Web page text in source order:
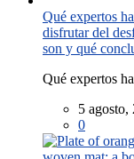
Qué expertos
disfrutar del
son y qué
Qué expertos
5 agosto,
0